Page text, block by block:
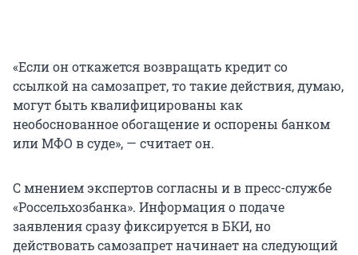
«Если он откажется возвращать кредит со
ссылкой на самозапрет, то такие действия, думаю,
могут быть квалифицированы как
необоснованное обогащение и оспорены банком
или МФО в суде», — считает он.
С мнением экспертов согласны и в пресс-службе
«Россельхозбанка». Информация о подаче
заявления сразу фиксируется в БКИ, но
действовать самозапрет начинает на следующий